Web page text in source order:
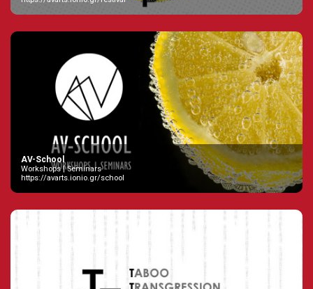
AV-School
Workshops | Seminars
https://avarts.ionio.gr/school